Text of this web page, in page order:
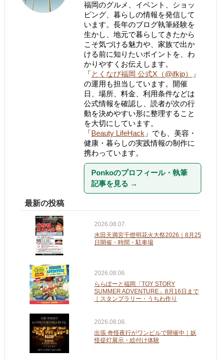
福岡のグルメ、イベント、ショッ
ピング、暮らしの情報を発信して
います。長年のブログ執筆経験を
生かし、地元で暮らしてきたから
こそ気づける魅力や、家族で出か
ける前に知りたいポイントを、わ
かりやすくお伝えします。
「 とくなび福岡 公式X（@ifkjp）
」
の運用も担当しています。開催
日、場所、料金、利用条件などは
公式情報を確認し、読者が次の行
動を決めやすい形に整理すること
を大切にしています。
「 Beauty LifeHack」でも、美容・
健康・暮らしの実践情報の制作に
携わっています。
Ponkoのプロフィール・執筆
記事を見る →
最新の投稿
2026.08.07.
水田天満宮千燈明花火大祭2026｜8月25
日開催・時間・駐車場
2026.08.06.
ららぽーと福岡「TOY STORY
SUMMER ADVENTURE」8月16日まで
｜スタンプラリー・うちわ作り
2026.08.06.
出張 奇怪夜行がワンビルで開催中｜妖
怪提灯展示・絵付け体験